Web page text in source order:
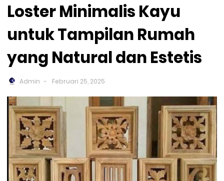
Loster Minimalis Kayu
untuk Tampilan Rumah
yang Natural dan Estetis
Admin Februari 25, 2025